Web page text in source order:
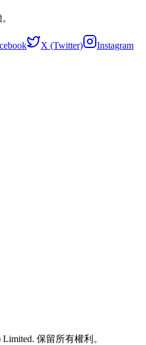
X (Twitter) Instagram
保留所有權利。